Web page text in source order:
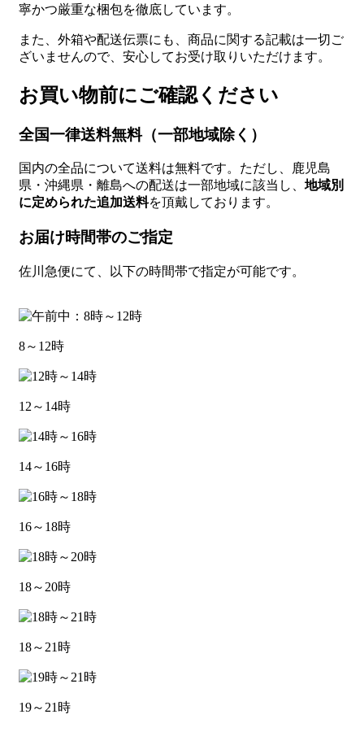
寧かつ厳重な梱包を徹底しています。
また、外箱や配送伝票にも、商品に関する記載は一切ご
ざいませんので、安心してお受け取りいただけます。
お買い物前にご確認ください
全国一律送料無料（一部地域除く）
国内の全品について送料は無料です。ただし、鹿児島
県・沖縄県・離島への配送は一部地域に該当し、 地域別
に定められた追加送料を頂戴しております。
お届け時間帯のご指定
佐川急便にて、以下の時間帯で指定が可能です。
8～12時
12～14時
14～16時
16～18時
18～20時
18～21時
19～21時